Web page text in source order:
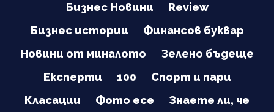
Бизнес Новини
Review
Бизнес истории
Финансов буквар
Новини от миналото
Зелено бъдеще
Експерти
100
Спорт и пари
Класации
Фото есе
Знаете ли, че